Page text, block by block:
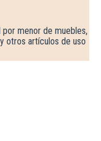
menor de muebles,
otros artículos de uso